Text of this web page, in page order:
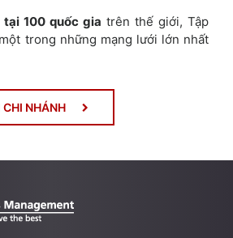
tại 100 quốc gia trên thế giới, Tập
trong những mạng lưới lớn nhất
CHI NHÁNH